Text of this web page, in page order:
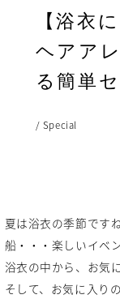
【浴衣
ヘアア
る簡単
/ Special
夏は浴衣の季節です
船・・・楽しいイベ
浴衣の中から、お気
そして、お気に入り